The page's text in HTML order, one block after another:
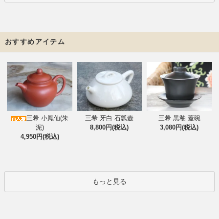
おすすめアイテム
三希 小鳳仙(朱
泥)
4,950円(税込)
三希 牙白 石瓢壺
8,800円(税込)
三希 黒釉 蓋碗
3,080円(税込)
もっと見る